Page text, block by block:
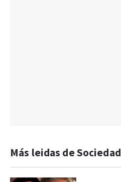
Más leidas de Sociedad